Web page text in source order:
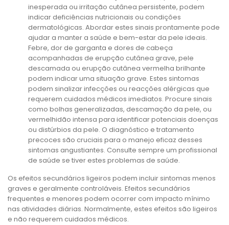
inesperada ou irritação cutânea persistente, podem
indicar deficiências nutricionais ou condições
dermatológicas. Abordar estes sinais prontamente pode
ajudar a manter a saúde e bem-estar da pele ideais.
Febre, dor de garganta e dores de cabeça
acompanhadas de erupção cutânea grave, pele
descamada ou erupção cutânea vermelha brilhante
podem indicar uma situação grave. Estes sintomas
podem sinalizar infecções ou reacções alérgicas que
requerem cuidados médicos imediatos. Procure sinais
como bolhas generalizadas, descamação da pele, ou
vermelhidão intensa para identificar potenciais doenças
ou distúrbios da pele. O diagnóstico e tratamento
precoces são cruciais para o manejo eficaz desses
sintomas angustiantes. Consulte sempre um profissional
de saúde se tiver estes problemas de saúde.
Os efeitos secundários ligeiros podem incluir sintomas menos
graves e geralmente controláveis. Efeitos secundários
frequentes e menores podem ocorrer com impacto mínimo
nas atividades diárias. Normalmente, estes efeitos são ligeiros
e não requerem cuidados médicos.